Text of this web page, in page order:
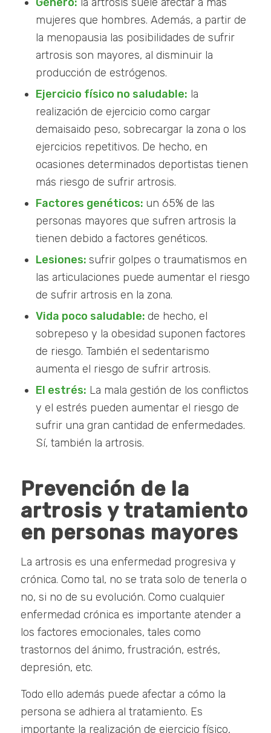
Género: la artrosis suele afectar a más
mujeres que hombres. Además, a partir de
la menopausia las posibilidades de sufrir
artrosis son mayores, al disminuir la
producción de estrógenos.
Ejercicio físico no saludable: la
realización de ejercicio como cargar
demaisaido peso, sobrecargar la zona o los
ejercicios repetitivos. De hecho, en
ocasiones determinados deportistas tienen
más riesgo de sufrir artrosis.
Factores genéticos: un 65% de las
personas mayores que sufren artrosis la
tienen debido a factores genéticos.
Lesiones: sufrir golpes o traumatismos en
las articulaciones puede aumentar el riesgo
de sufrir artrosis en la zona.
Vida poco saludable: de hecho, el
sobrepeso y la obesidad suponen factores
de riesgo. También el sedentarismo
aumenta el riesgo de sufrir artrosis.
El estrés: La mala gestión de los conflictos
y el estrés pueden aumentar el riesgo de
sufrir una gran cantidad de enfermedades.
Sí, también la artrosis.
Prevención de la
artrosis y tratamiento
en personas mayores
La artrosis es una enfermedad progresiva y
crónica. Como tal, no se trata solo de tenerla o
no, si no de su evolución. Como cualquier
enfermedad crónica es importante atender a
los factores emocionales, tales como
trastornos del ánimo, frustración, estrés,
depresión, etc.
Todo ello además puede afectar a cómo la
persona se adhiera al tratamiento. Es
importante la realización de ejercicio físico,